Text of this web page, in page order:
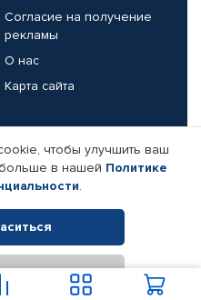
Согласие на получение
рекламы
О нас
Карта сайта
Реквизиты компании
Все права защищены.
Автопрофи.
чтобы улучшить ваш
больше в нашей Политике
.